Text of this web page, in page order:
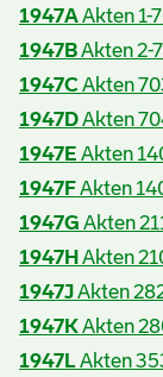
1947AAkten 1-
1947BAkten 2-
1947CAkten
1947DAkten
1947E Akten
1947FAkten
1947G Akten
1947HAkten
1947JAkten
1947KAkten
1947LAkten